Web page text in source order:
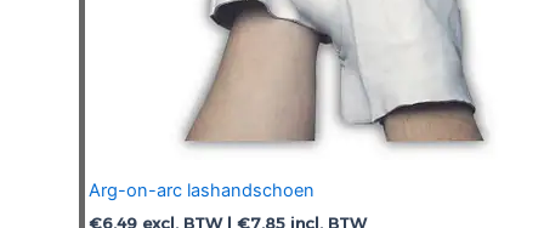
Arg-on-arc lashandschoen
€6,49 excl. BTW | €7,85 incl. BTW